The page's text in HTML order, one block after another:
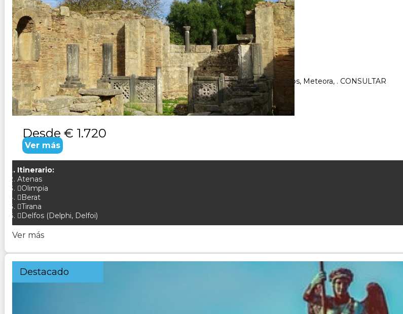
ALBANIA Y GRECIA
Duración:
10Días 9Noches
Paquete Turistico de 10 dias 9 noches Visitando Tirana, Atenas, Olimpia, Delfos, Meteora, . CONSULTAR
Desde € 1.720
Ver más
Itinerario:
Atenas
Olimpia
Berat
Tirana
Delfos (Delphi, Delfoi)
Ver más
Destacado